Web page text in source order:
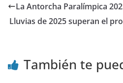
La Antorcha Paralímpica
Lluvias de 2025 superan el
También te